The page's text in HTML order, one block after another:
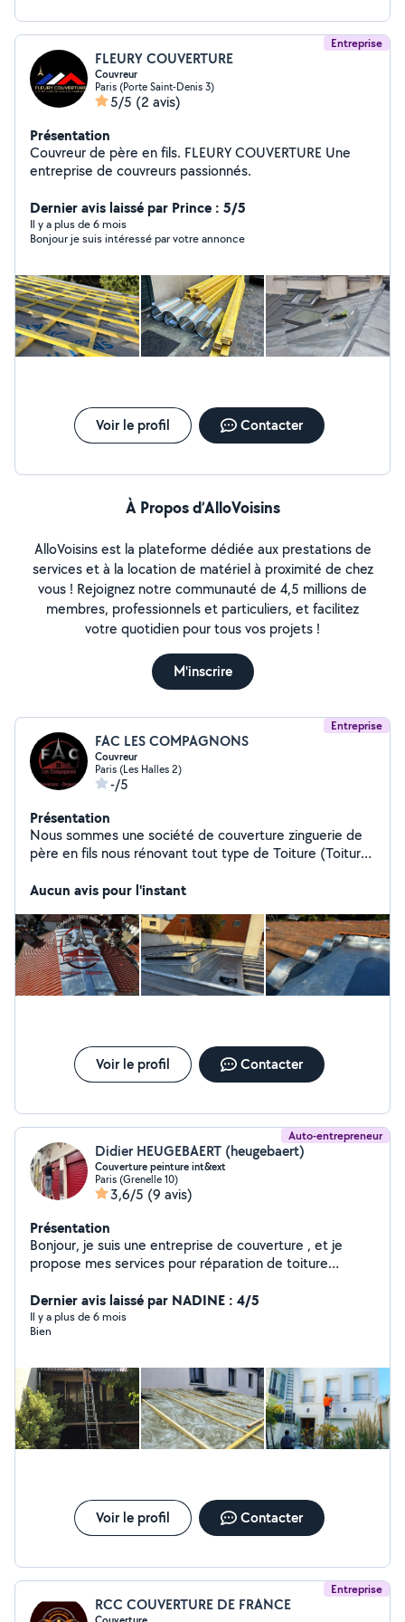
d'autres petits bricolages du quotidien.
Entreprise
FLEURY COUVERTURE
Couvreur
Paris (Porte Saint-Denis 3)
5/5 (2 avis)
Présentation
Couvreur de père en fils. FLEURY COUVERTURE Une
entreprise de couvreurs passionnés.
Dernier avis laissé par Prince : 5/5
Il y a plus de 6 mois
Bonjour je suis intéressé par votre annonce
Voir le profil Contacter
À Propos d’AlloVoisins
AlloVoisins est la plateforme dédiée aux prestations de
services et à la location de matériel à proximité de chez
vous ! Rejoignez notre communauté de 4,5 millions de
membres, professionnels et particuliers, et facilitez
votre quotidien pour tous vos projets !
M'inscrire
Entreprise
FAC LES COMPAGNONS
Couvreur
Paris (Les Halles 2)
-/5
Présentation
Nous sommes une société de couverture zinguerie de
père en fils nous rénovant tout type de Toiture (Toiture
Aucun avis pour l'instant
Voir le profil Contacter
Auto-entrepreneur
Didier HEUGEBAERT (heugebaert)
Couverture peinture int&ext
Paris (Grenelle 10)
3,6/5 (9 avis)
Présentation
Bonjour, je suis une entreprise de couverture , et je
propose mes services pour réparation de toiture
intérieur extérieur Nettoyage toiture Nettoyage
gouttière Nettoyage murs & dallage Maçonnerie
Déplacement devis gratuit
Dernier avis laissé par NADINE : 4/5
Il y a plus de 6 mois
Bien
Voir le profil Contacter
Entreprise
RCC COUVERTURE DE FRANCE